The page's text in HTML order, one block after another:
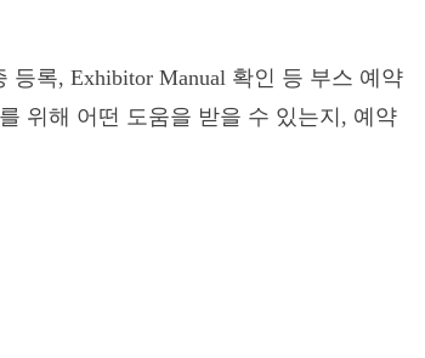
록, Exhibitor Manual 확인 등 부스 예약
위해 어떤 도움을 받을 수 있는지, 예약